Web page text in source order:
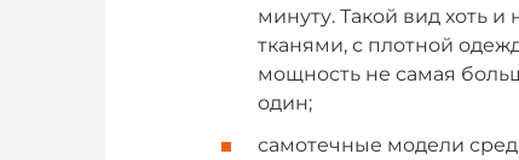
минуту. Такой вид хоть
тканями, с плотной
мощность не самая
один;
самотечные модели